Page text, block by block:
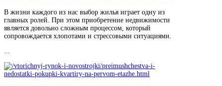
В жизни каждого из нас выбор жилья играет одну из
главных ролей. При этом приобретение недвижимости
является довольно сложным процессом, который
сопровождается хлопотами и стрессовыми ситуациями.
...